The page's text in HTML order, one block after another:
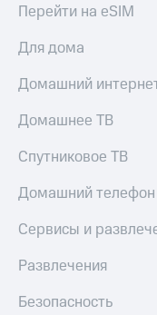
Перейти на eSIM
Для дома
Домашний
Домашнее ТВ
Спутниковое ТВ
Домашний телефон
Сервисы и
Развлечения
Безопасность